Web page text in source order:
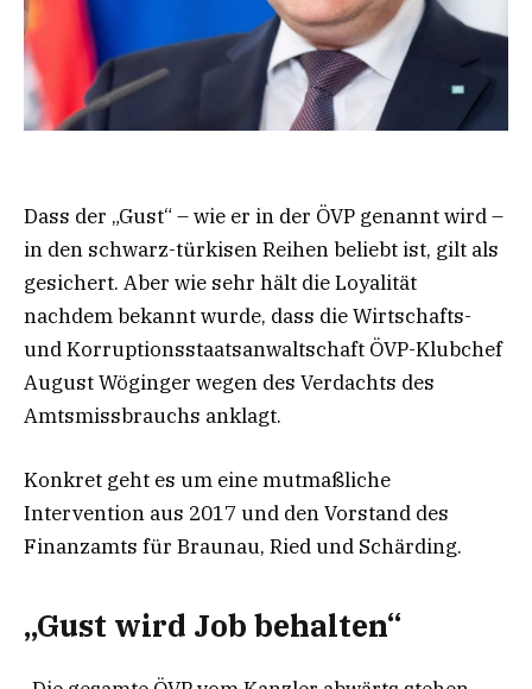
Dass der „Gust“ – wie er in der ÖVP genannt wird –
in den schwarz-türkisen Reihen beliebt ist, gilt als
gesichert. Aber wie sehr hält die Loyalität
nachdem bekannt wurde, dass die Wirtschafts-
und Korruptionsstaatsanwaltschaft ÖVP-Klubchef
August Wöginger wegen des Verdachts des
Amtsmissbrauchs anklagt.
Konkret geht es um eine mutmaßliche
Intervention aus 2017 und den Vorstand des
Finanzamts für Braunau, Ried und Schärding.
„Gust wird Job behalten“